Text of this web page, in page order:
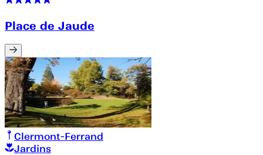
Place de Jaude
Clermont-Ferrand
Jardins